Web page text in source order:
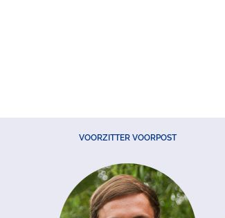
VOORZITTER VOORPOST